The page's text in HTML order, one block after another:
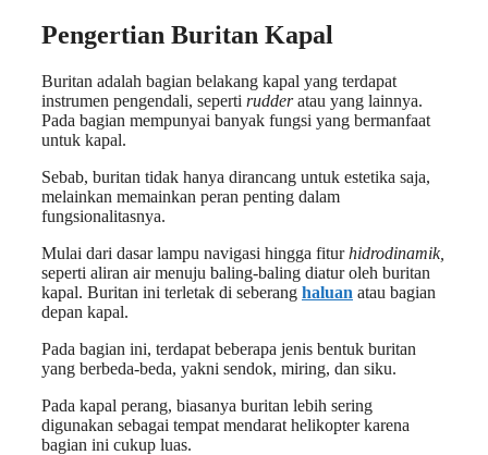
Pengertian Buritan Kapal
Buritan adalah bagian belakang kapal yang terdapat
instrumen pengendali, seperti rudderatau yang lainnya.
Pada bagian mempunyai banyak fungsi yang bermanfaat
untuk kapal.
Sebab, buritan tidak hanya dirancang untuk estetika saja,
melainkan memainkan peran penting dalam
fungsionalitasnya.
Mulai dari dasar lampu navigasi hingga fiturhidrodinamik,
seperti aliran air menuju baling-baling diatur oleh buritan
kapal. Buritan ini terletak di seberang haluan atau bagian
depan kapal.
Pada bagian ini, terdapat beberapa jenis bentuk buritan
yang berbeda-beda, yakni sendok, miring, dan siku.
Pada kapal perang, biasanya buritan lebih sering
digunakan sebagai tempat mendarat helikopter karena
bagian ini cukup luas.